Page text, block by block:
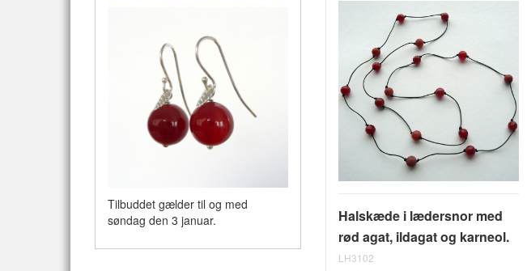
Tilbuddet gælder til og med
søndag den 3 januar.
Halskæde i lædersnor med
rød agat, ildagat og karneol.
LH3102